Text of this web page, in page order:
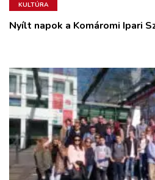
KULTÚRA
Nyílt napok a Komáromi Ipari